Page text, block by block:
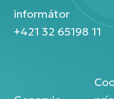
informátor
+421 32 65198 11